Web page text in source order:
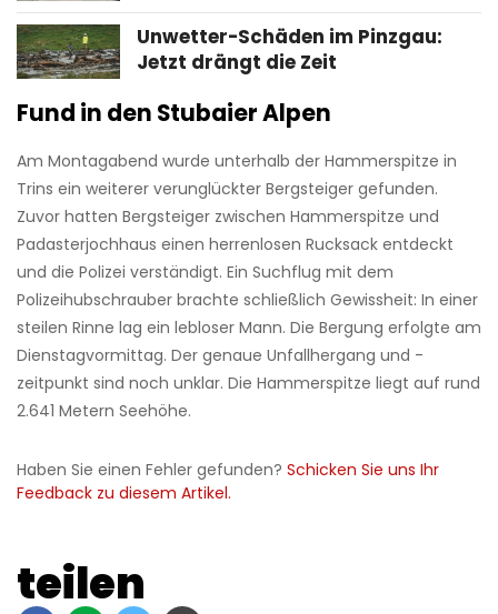
Unwetter-Schäden im Pinzgau:
Jetzt drängt die Zeit
Fund in den Stubaier Alpen
Am Montagabend wurde unterhalb der Hammerspitze in
Trins ein weiterer verunglückter Bergsteiger gefunden.
Zuvor hatten Bergsteiger zwischen Hammerspitze und
Padasterjochhaus einen herrenlosen Rucksack entdeckt
und die Polizei verständigt. Ein Suchflug mit dem
Polizeihubschrauber brachte schließlich Gewissheit: In einer
steilen Rinne lag ein lebloser Mann. Die Bergung erfolgte am
Dienstagvormittag. Der genaue Unfallhergang und -
zeitpunkt sind noch unklar. Die Hammerspitze liegt auf rund
2.641 Metern Seehöhe.
Haben Sie einen Fehler gefunden? Schicken Sie uns Ihr
Feedback zu diesem Artikel.
teilen